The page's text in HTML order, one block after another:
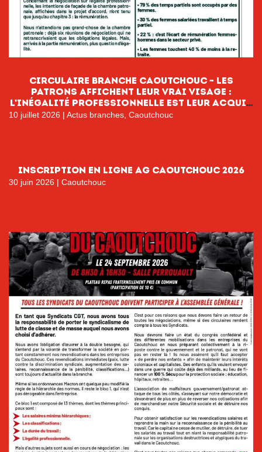
CIRCULAIRE BRANCHE CAOUTCHOUC – Les
patrons affichent leur vrai visage :
l’inégalité professionnelle est leur acquis
!
10 juillet 2026 | Actus branches, Caoutchouc
INSCRIPTION EN LIGNE AG CAOUTCHOUC 2026
30 juin 2026 | Caoutchouc